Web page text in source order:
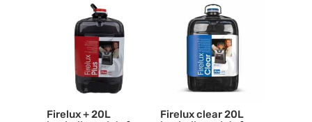
Firelux + 20L
Firelux clear 20L